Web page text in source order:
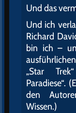
Und das
Und ich
Richard
bin ich –
„Star
Paradiese“.
den
Wissen.)